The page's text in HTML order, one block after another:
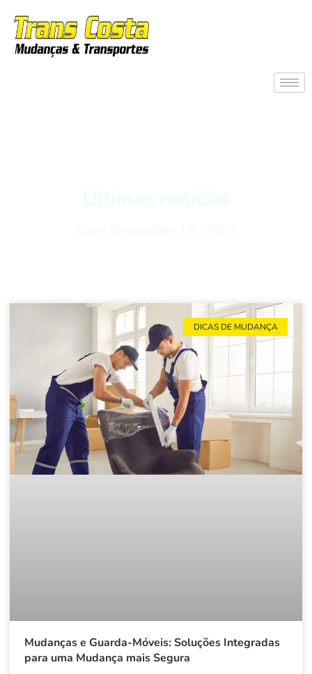
DICAS DE MUDANÇA
Mudanças e Guarda-Móveis: Soluções Integradas
para uma Mudança mais Segura